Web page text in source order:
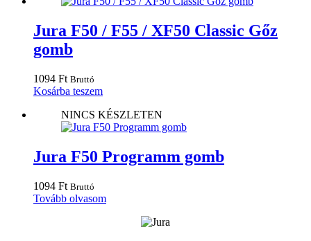
Jura F50 / F55 / XF50 Classic Gőz
gomb
1094 Ft Bruttó
Kosárba teszem
NINCS KÉSZLETEN
Jura F50 Programm gomb
1094 Ft Bruttó
Tovább olvasom